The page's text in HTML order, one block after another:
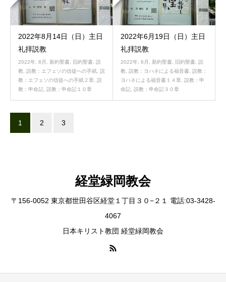
2022年8月14日（日）主日
礼拝説教
2022年 8月 新約聖書 旧約聖書 説
教 説教：エフェソの信徒への手紙
説
教：エフェソの信徒への手紙２章 説
教：申命記
説教：申命記１０章
2022年6月19日（日）主日
礼拝説教
2022年 6月 新約聖書 旧約聖書 説
教 説教：ヨハネによる福音書 説教：
ヨハネによる福音書１４章 説教：申
命記
説教：申命記３０章
1 2 3
経堂緑岡教会
〒156-0052 東京都世田谷区経堂１丁目３０−２１ 電話:03-3428-
4067
日本キリスト教団 経堂緑岡教会